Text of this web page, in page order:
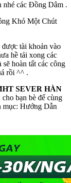
nhé các Đồng Dâm .
Khó Một Chút
tài khoản vào
hề tải xong các
hoàn tất các công
rồi ^^ .
SEVER HÀN
bạn bè để cùng
mục: Hướng Dẫn